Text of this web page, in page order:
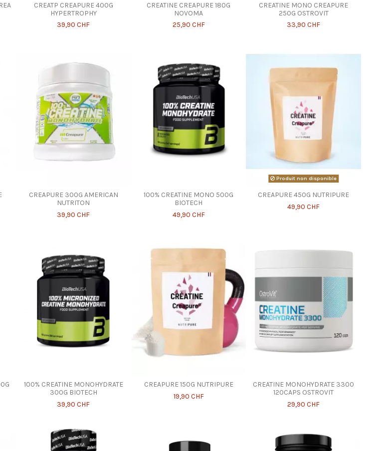
CREATP CREAPURE 400G
HYPERTROPHY
39,90 CHF
CREATINE CREAPURE 180G
NOVOMA
25,90 CHF
CREATINE MONO CREAPURE
250G OSTROVIT
33,90 CHF
CREAPURE 300G AMERICAN
NUTRITON
39,90 CHF
100% CREATINE MONO 500G
BIOTECH
49,90 CHF
Produit non disponible
CREAPURE 450G NUTRIPURE
49,90 CHF
100% CREATINE MONOHYDRATE
300G BIOTECH
39,90 CHF
CREAPURE 150G NUTRIPURE
19,90 CHF
CREATINE MONOHYDRATE 3300
120CAPS OSTROVIT
29,90 CHF